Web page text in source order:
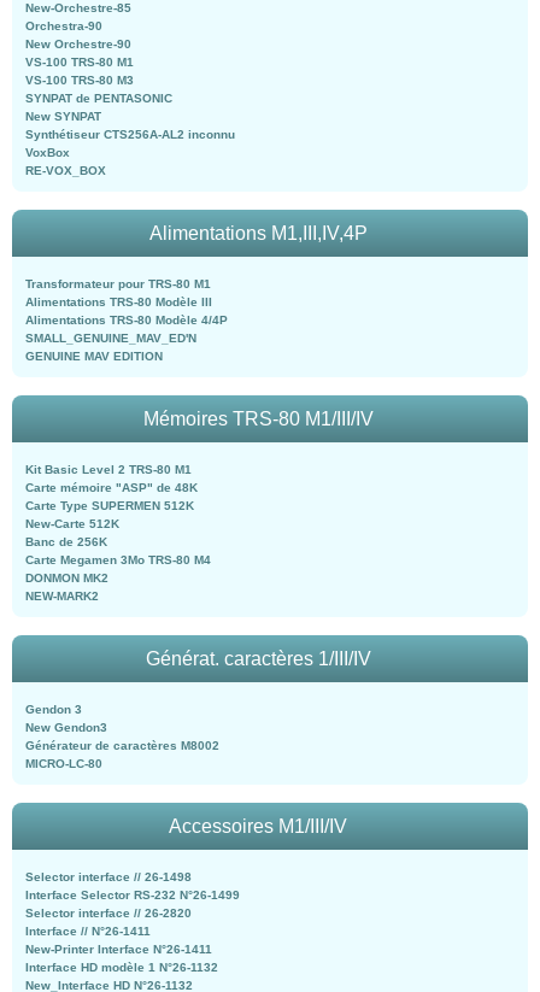
New-Orchestre-85
Orchestra-90
New Orchestre-90
VS-100 TRS-80 M1
VS-100 TRS-80 M3
SYNPAT de PENTASONIC
New SYNPAT
Synthétiseur CTS256A-AL2 inconnu
VoxBox
RE-VOX_BOX
Alimentations M1,III,IV,4P
Transformateur pour TRS-80 M1
Alimentations TRS-80 Modèle III
Alimentations TRS-80 Modèle 4/4P
SMALL_GENUINE_MAV_ED'N
GENUINE MAV EDITION
Mémoires TRS-80 M1/III/IV
Kit Basic Level 2 TRS-80 M1
Carte mémoire "ASP" de 48K
Carte Type SUPERMEN 512K
New-Carte 512K
Banc de 256K
Carte Megamen 3Mo TRS-80 M4
DONMON MK2
NEW-MARK2
Générat. caractères 1/III/IV
Gendon 3
New Gendon3
Générateur de caractères M8002
MICRO-LC-80
Accessoires M1/III/IV
Selector interface // 26-1498
Interface Selector RS-232 N°26-1499
Selector interface // 26-2820
Interface // N°26-1411
New-Printer Interface N°26-1411
Interface HD modèle 1 N°26-1132
New_Interface HD N°26-1132